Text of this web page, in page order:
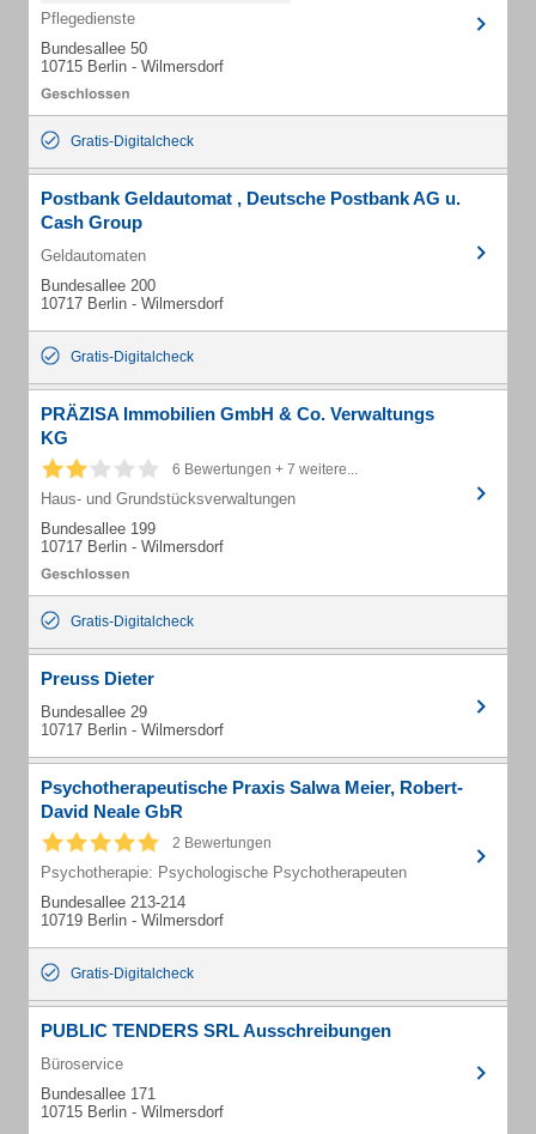
Pflegedienste
Bundesallee 50
10715 Berlin - Wilmersdorf
Gratis-Digitalcheck
Postbank Geldautomat , Deutsche Postbank AG u.
Cash Group
Geldautomaten
Bundesallee 200
10717 Berlin - Wilmersdorf
Gratis-Digitalcheck
PRÄZISA Immobilien GmbH & Co. Verwaltungs
KG
6 Bewertungen + 7 weitere...
Haus- und Grundstücksverwaltungen
Bundesallee 199
10717 Berlin - Wilmersdorf
Gratis-Digitalcheck
Preuss Dieter
Bundesallee 29
10717 Berlin - Wilmersdorf
Psychotherapeutische Praxis Salwa Meier, Robert-
David Neale GbR
2 Bewertungen
Psychotherapie: Psychologische Psychotherapeuten
Bundesallee 213-214
10719 Berlin - Wilmersdorf
Gratis-Digitalcheck
PUBLIC TENDERS SRL Ausschreibungen
Büroservice
Bundesallee 171
10715 Berlin - Wilmersdorf